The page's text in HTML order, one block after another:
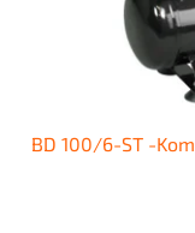
BD 100/6-ST -